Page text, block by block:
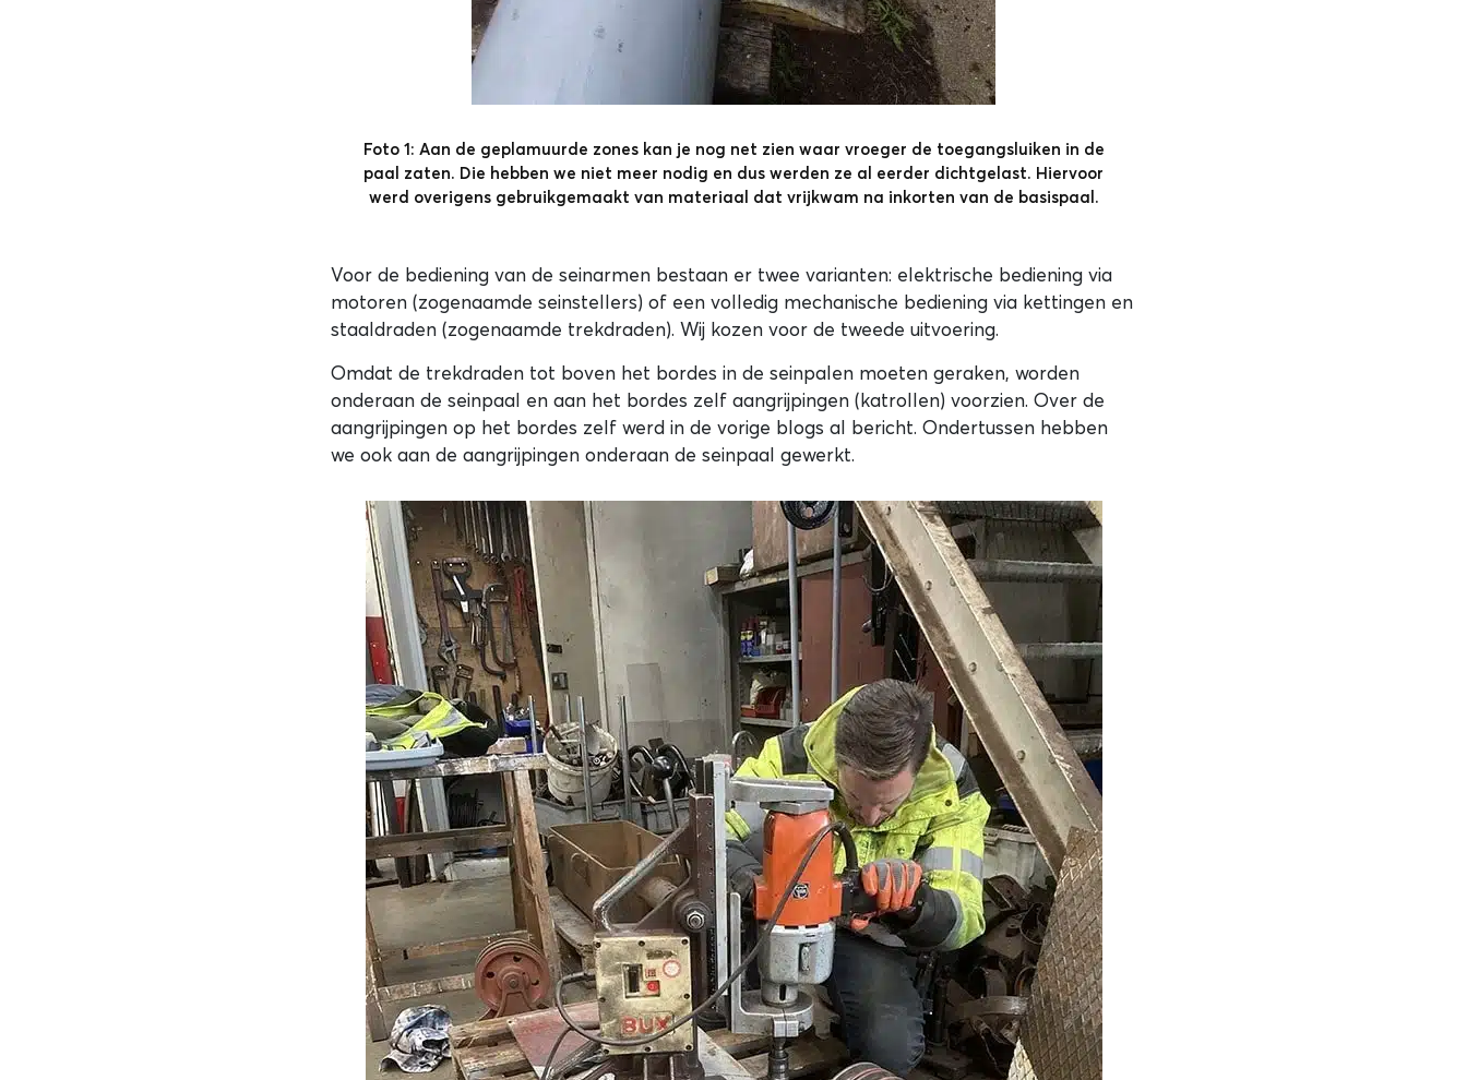
Foto 1: Aan de geplamuurde zones kan je nog net zien waar vroeger de toegangsluiken in de
paal zaten. Die hebben we niet meer nodig en dus werden ze al eerder dichtgelast. Hiervoor
werd overigens gebruikgemaakt van materiaal dat vrijkwam na inkorten van de basispaal.
Voor de bediening van de seinarmen bestaan er twee varianten: elektrische bediening via
motoren (zogenaamde seinstellers) of een volledig mechanische bediening via kettingen en
staaldraden (zogenaamde trekdraden). Wij kozen voor de tweede uitvoering.
Omdat de trekdraden tot boven het bordes in de seinpalen moeten geraken, worden
onderaan de seinpaal en aan het bordes zelf aangrijpingen (katrollen) voorzien. Over de
aangrijpingen op het bordes zelf werd in de vorige blogs al bericht. Ondertussen hebben
we ook aan de aangrijpingen onderaan de seinpaal gewerkt.